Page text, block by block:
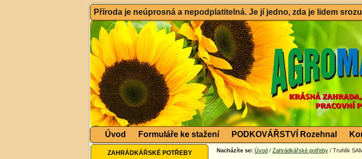
Příroda je neúprosná a nepodplatitelná. Je jí jedno, zda je lidem
Úvod Formuláře ke stažení PODKOVÁŘSTVÍ Rozehnal
ZAHRÁDKÁŘSKÉ POTŘEBY Nacházíte se: Úvod / Zahrádkářské potřeby / Truhlík